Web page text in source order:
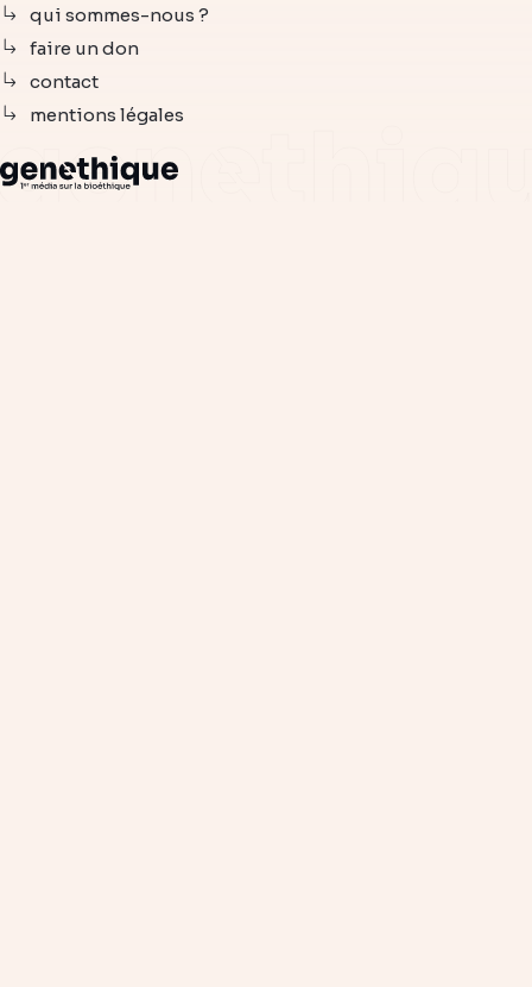
qui sommes-nous ?
faire un don
contact
mentions légales